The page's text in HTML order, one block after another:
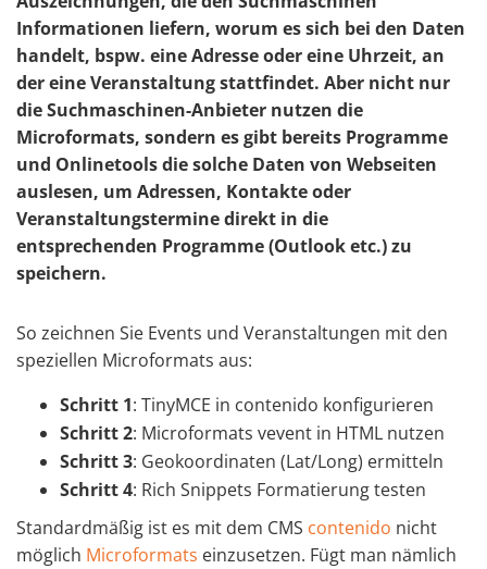
Informationen liefern, worum es sich bei den Daten
handelt, bspw. eine Adresse oder eine Uhrzeit, an
der eine Veranstaltung stattfindet. Aber nicht nur
die Suchmaschinen-Anbieter nutzen die
Microformats, sondern es gibt bereits Programme
und Onlinetools die solche Daten von Webseiten
auslesen, um Adressen, Kontakte oder
Veranstaltungstermine direkt in die
entsprechenden Programme (Outlook etc.) zu
speichern.
So zeichnen Sie Events und Veranstaltungen mit den
speziellen Microformats aus:
Schritt 1: TinyMCE in contenido konfigurieren
Schritt 2: Microformats vevent in HTML nutzen
Schritt 3: Geokoordinaten (Lat/Long) ermitteln
Schritt 4: Rich Snippets Formatierung testen
Standardmäßig ist es mit dem CMS contenido nicht
möglich Microformats einzusetzen. Fügt man nämlich